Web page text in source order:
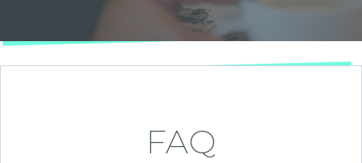
FAQ